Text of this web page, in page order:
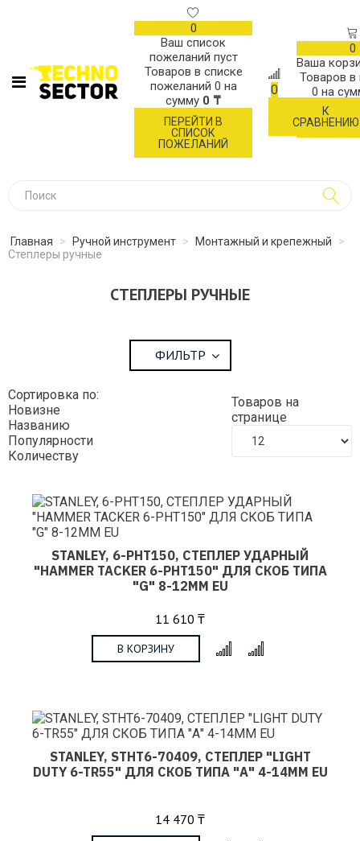
0
Ваш список
пожеланий пуст
Товаров в списке
пожеланий 0 на
сумму 0 ₸
ПЕРЕЙТИ В
СПИСОК
ПОЖЕЛАНИЙ
0
К
СРАВНЕНИЮ
0
Ваша
Товаров в
0 на
Главная > Ручной инструмент > Монтажный и крепежный
>
Степлеры ручные
СТЕПЛЕРЫ РУЧНЫЕ
ФИЛЬТР
Сортировка по:
Новизне
Названию
Популярности
Количеству
Товаров на
странице
STANLEY, 6-PHT150, СТЕПЛЕР УДАРНЫЙ
"HAMMER TACKER 6-PHT150" ДЛЯ СКОБ ТИПА
"G" 8-12ММ EU
11 610 ₸
В КОРЗИНУ
STANLEY, STHT6-70409, СТЕПЛЕР "LIGHT
DUTY 6-TR55" ДЛЯ СКОБ ТИПА "А" 4-14ММ EU
14 470 ₸